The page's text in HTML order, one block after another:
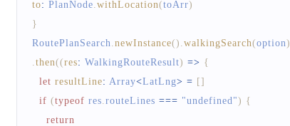
to: PlanNode.withLocation(toArr)
}
RoutePlanSearch.newInstance() .walkingSearch(option)
.then((res: WalkingRouteResult) => {
let resultLine: Array<LatLng> = []
if (typeof res.routeLines === "undefined") {
return